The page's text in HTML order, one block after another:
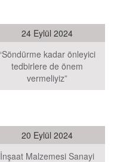
24 Eylül 2024
kadar önleyici
tedbirlere de önem
vermeliyiz”
20 Eylül 2024
İnşaat Malzemesi Sanayi